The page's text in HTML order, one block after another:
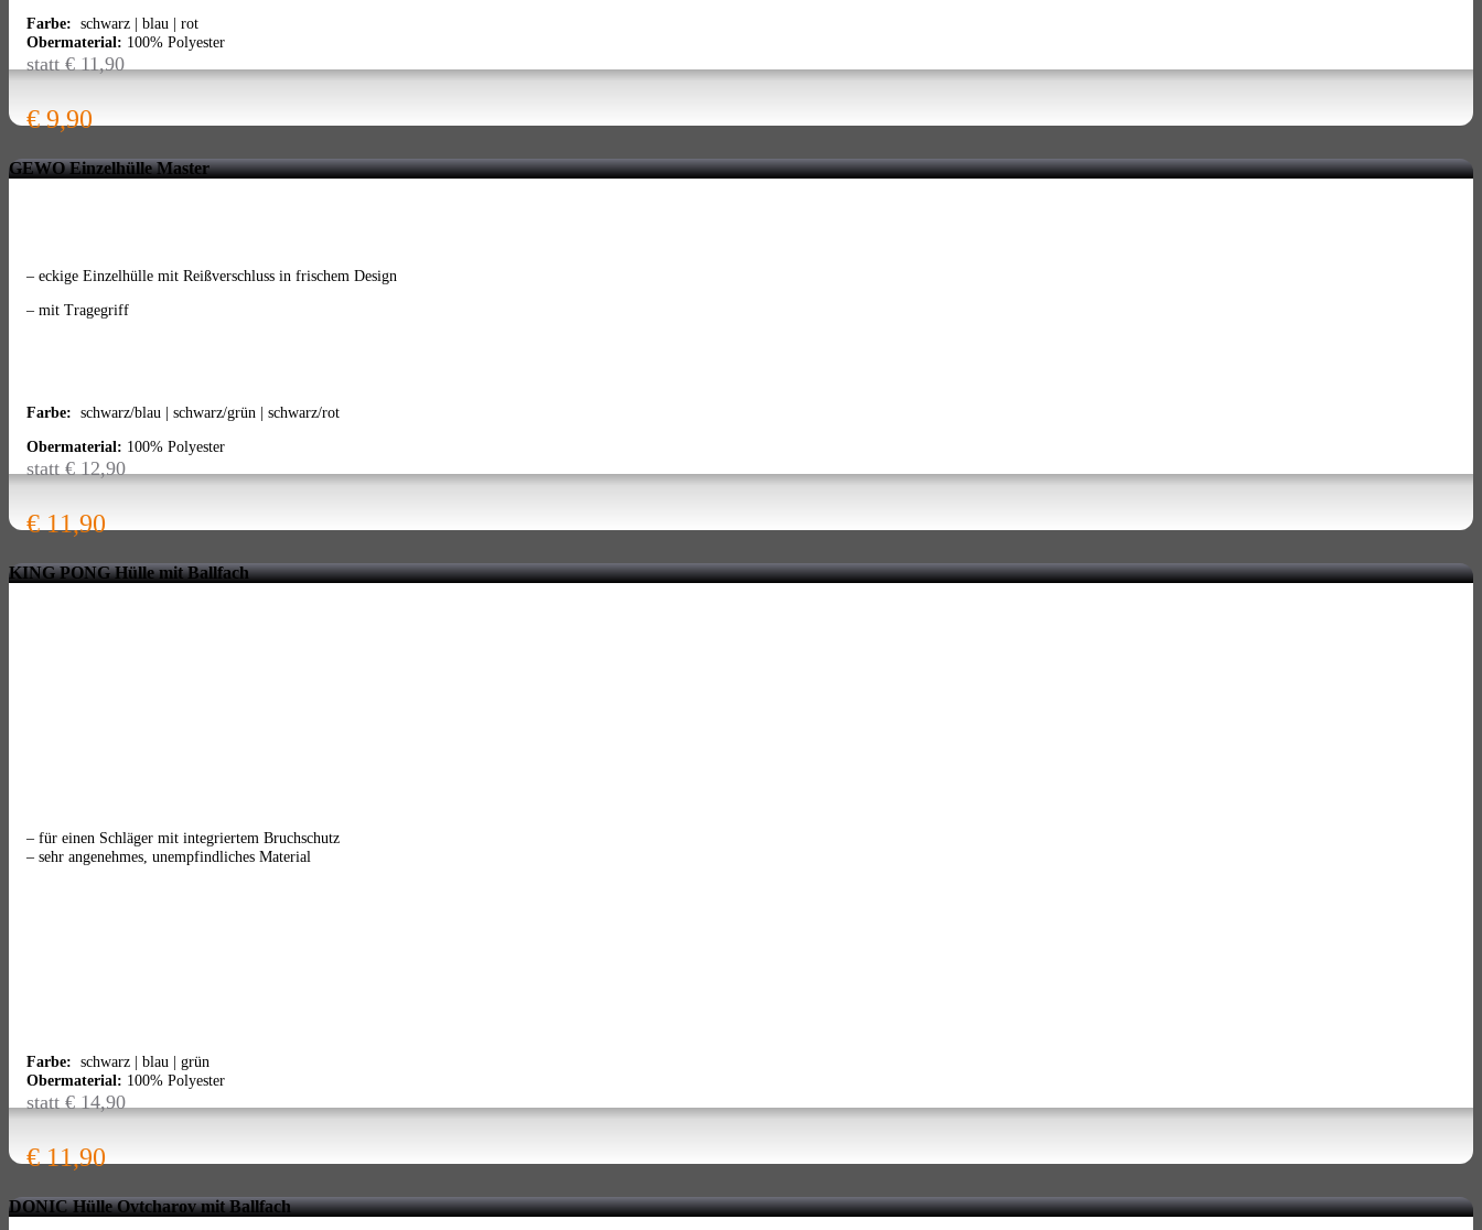
Farbe: schwarz | blau | rot
Obermaterial: 100% Polyester
€ 9,90
statt € 11,90
GEWO Einzelhülle Master
– eckige Einzelhülle mit Reißverschluss in frischem Design
– mit Tragegriff
Farbe: schwarz/blau | schwarz/grün | schwarz/rot
Obermaterial: 100% Polyester
€ 11,90
statt € 12,90
KING PONG Hülle mit Ballfach
– für einen Schläger mit integriertem Bruchschutz
– sehr angenehmes, unempfindliches Material
Farbe: schwarz | blau | grün
Obermaterial: 100% Polyester
€ 11,90
statt € 14,90
DONIC Hülle Ovtcharov mit Ballfach